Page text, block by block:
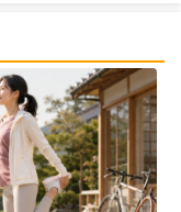
uống cải thiện thị lực,
+ EPA + Flaxseed
gói - Date 02/2027
|52.346